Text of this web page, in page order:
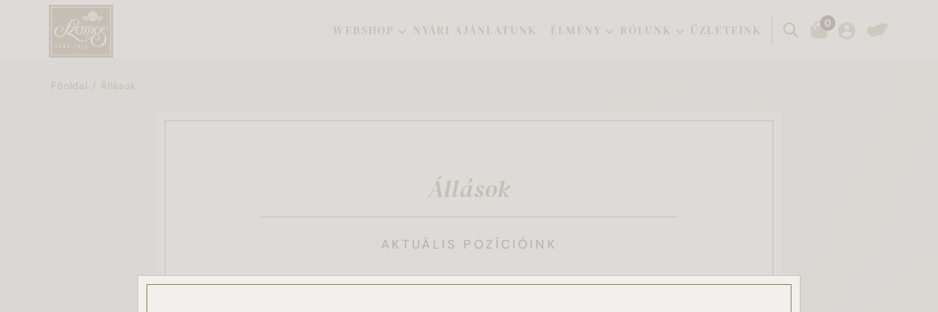
WEBSHOP NYÁRI AJÁNLATUNK ÉLMÉNY RÓLUNK ÜZLETEINK Keresés0
Főoldal Állások
Állások
AKTUÁLIS POZÍCIÓINK
Karbantartó Pilisvörösvár